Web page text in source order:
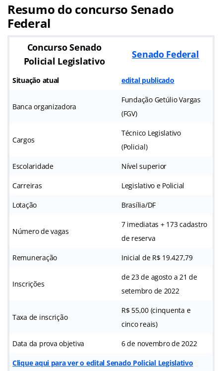
Resumo do concurso Senado
Federal
Concurso Senado
Policial Legislativo
Senado Federal
Situação atual edital publicado
Banca organizadora
Fundação Getúlio Vargas
(FGV)
Cargos
Técnico Legislativo
(Policial)
Escolaridade Nível superior
Carreiras Legislativo e Policial
Lotação Brasília/DF
Número de vagas
7 imediatas + 173 cadastro
de reserva
Remuneração Inicial de R$ 19.427,79
Inscrições
de 23 de agosto a 21 de
setembro de 2022
Taxa de inscrição
R$ 55,00 (cinquenta e
cinco reais)
Data da prova objetiva 6 de novembro de 2022
Clique aqui para ver o edital Senado Policial Legislativo